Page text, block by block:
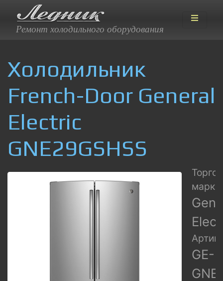
Ремонт холодильного оборудования
Холодильник
French-Door General
Electric
GNE29GSHSS
марка:
GE-